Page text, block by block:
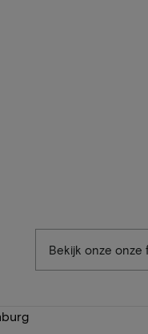
Bekijk onze onze